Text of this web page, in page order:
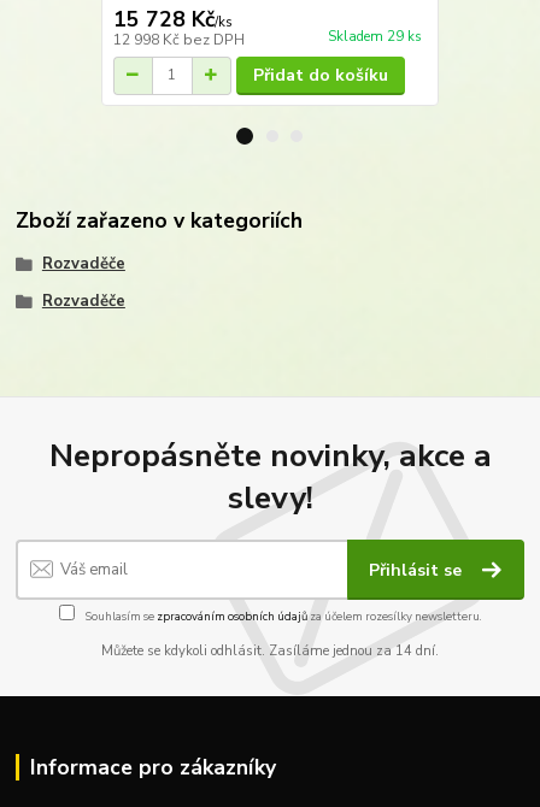
15 728 Kč/ks
12 998 Kč bez DPH Skladem 29 ks
Přidat do košíku
Zboží zařazeno v kategoriích
Rozvaděče
Rozvaděče
Nepropásněte novinky, akce a
slevy!
Přihlásit se
Souhlasím se zpracováním osobních údajůza účelem rozesílky newsletteru.
Můžete se kdykoli odhlásit. Zasíláme jednou za 14 dní.
Informace pro zákazníky